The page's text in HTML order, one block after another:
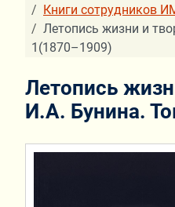
Книги сотрудников
Летопись жизни и
1(1870–1909)
Летопись
И.А. Бунина.